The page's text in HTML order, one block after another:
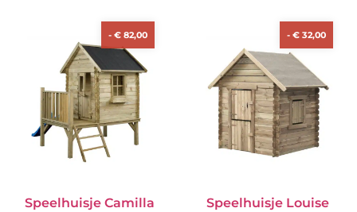
-€ 82,00
Speelhuisje Camilla
-€ 32,00
Speelhuisje Louise